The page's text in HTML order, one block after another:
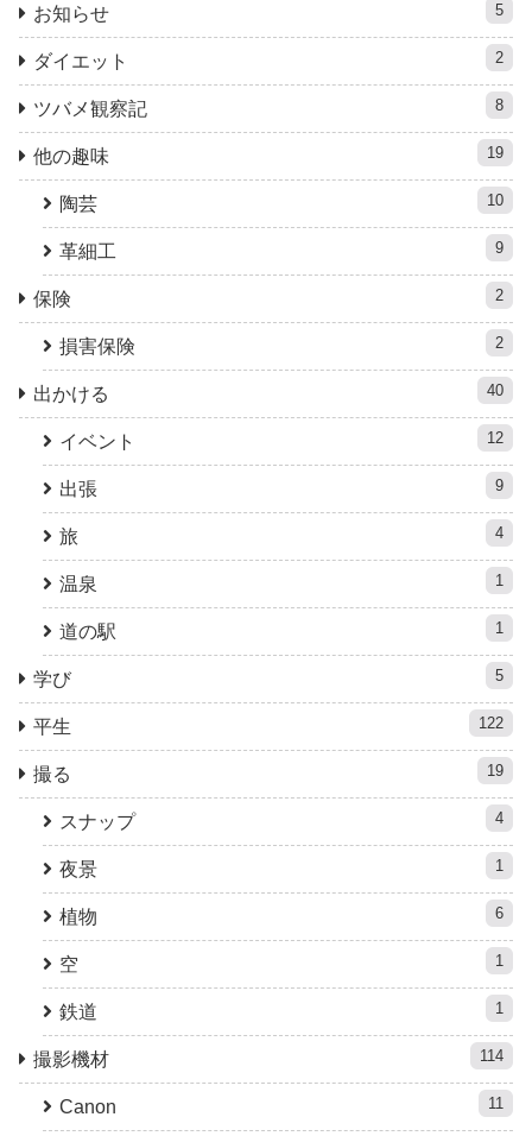
お知らせ 5
ダイエット 2
ツバメ観察記 8
他の趣味 19
陶芸 10
革細工 9
保険 2
損害保険 2
出かける 40
イベント 12
出張 9
旅 4
温泉 1
道の駅 1
学び 5
平生 122
撮る 19
スナップ 4
夜景 1
植物 6
空 1
鉄道 1
撮影機材 114
Canon 11